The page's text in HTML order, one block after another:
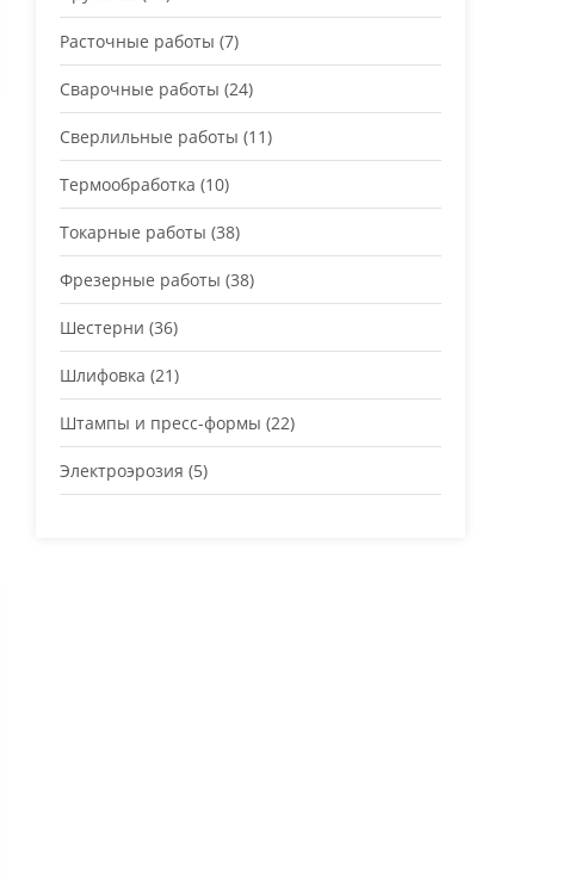
Расточные работы (7)
Сварочные работы (24)
Сверлильные работы (11)
Термообработка (10)
Токарные работы (38)
Фрезерные работы (38)
Шестерни (36)
Шлифовка (21)
Штампы и пресс-формы (22)
Электроэрозия (5)